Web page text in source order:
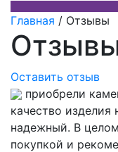
Главная / Отзывы
Оставить отзыв
приобрели
качество
надежный. В
покупкой и